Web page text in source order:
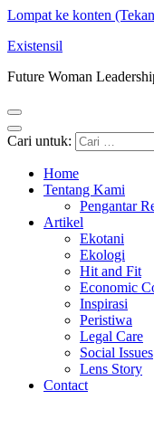
Lompat ke konten
Existensil
Future Woman
Cari untuk:
Home
Tentang Kami
Pengantar
Artikel
Ekotani
Ekologi
Hit and Fit
Economic
Inspirasi
Peristiwa
Legal Care
Social Issues
Lens Story
Contact